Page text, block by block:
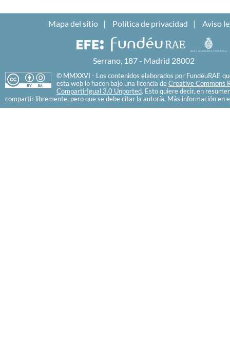
Mapa del sitio Política de privacidad Aviso
Serrano, 187 - Madrid 28002
© MMXXVI - Los contenidos elaborados por FundéuRAE
esta web lo hacen bajo una licencia de Creative Commons
CompartirIgual 3.0 Unported. Esto quiere decir, en
compartir libremente, pero que se debe citar la autoría. Más información en